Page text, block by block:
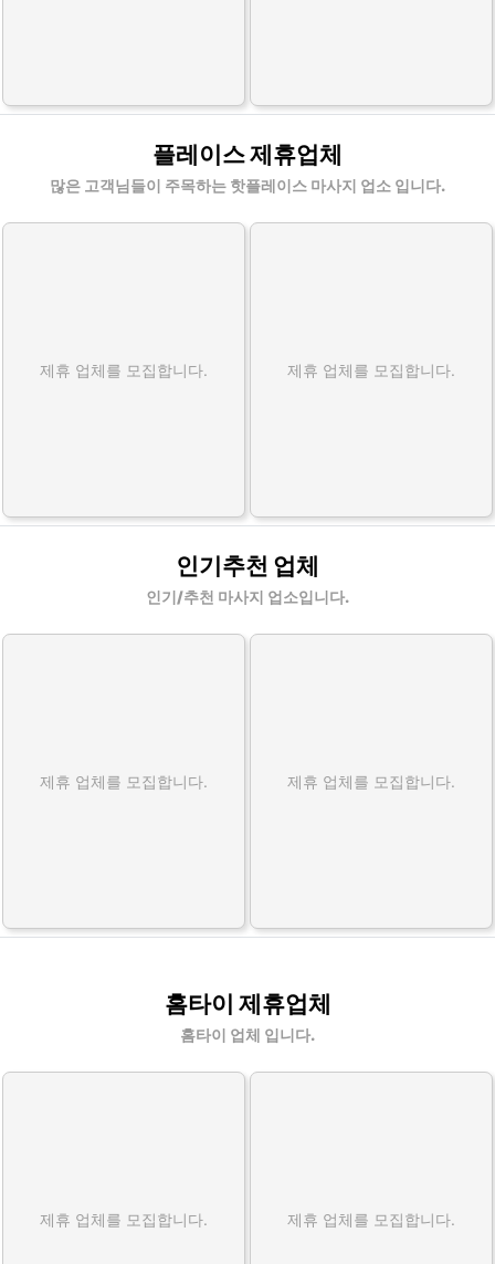
플레이스 제휴업체
많은 고객님들이 주목하는 핫플레이스 마사지 업소 입니다.
제휴 업체를 모집합니다. 제휴 업체를 모집합니다.
인기추천 업체
인기/추천 마사지 업소입니다.
제휴 업체를 모집합니다. 제휴 업체를 모집합니다.
홈타이 제휴업체
홈타이 업체 입니다.
제휴 업체를 모집합니다. 제휴 업체를 모집합니다.